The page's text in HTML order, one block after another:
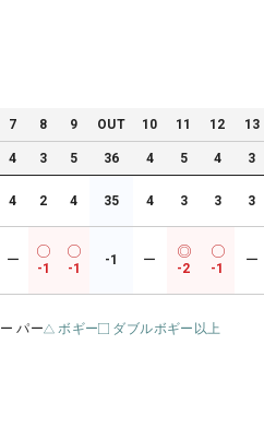
7 8 9 OUT 10 11 12 13
4 3 5 36 4 5 4 3
4 2 4 35 4 3 3 3
ー
-1 -1
-1 ー
-2 -1
ー
ー パー ボギー ダブルボギー以上